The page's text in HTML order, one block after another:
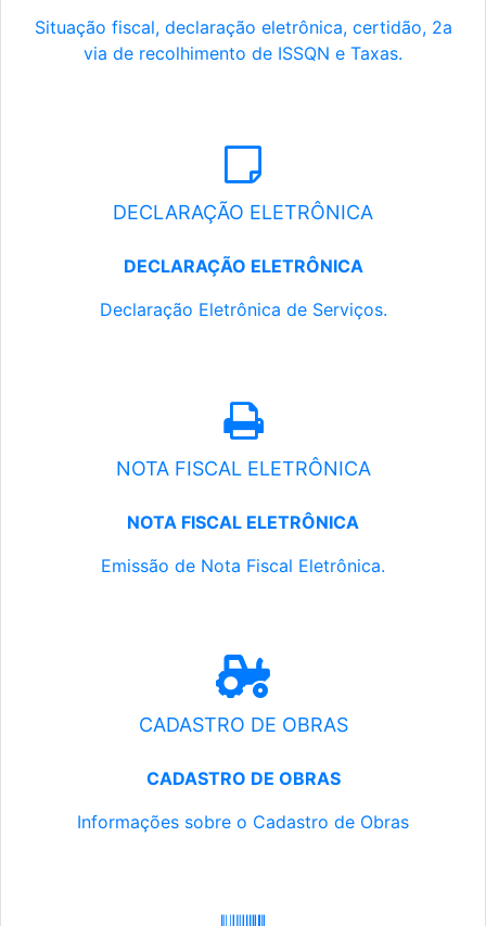
Situação fiscal, declaração eletrônica, certidão, 2a
via de recolhimento de ISSQN e Taxas.
DECLARAÇÃO ELETRÔNICA
DECLARAÇÃO ELETRÔNICA
Declaração Eletrônica de Serviços.
NOTA FISCAL ELETRÔNICA
NOTA FISCAL ELETRÔNICA
Emissão de Nota Fiscal Eletrônica.
CADASTRO DE OBRAS
CADASTRO DE OBRAS
Informações sobre o Cadastro de Obras